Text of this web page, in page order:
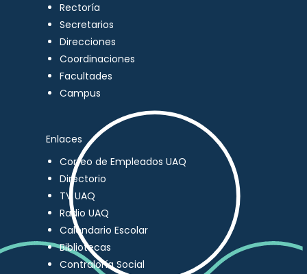
Rectoría
Secretarios
Direcciones
Coordinaciones
Facultades
Campus
Enlaces
Correo de Empleados UAQ
Directorio
TV UAQ
Radio UAQ
Calendario Escolar
Bibliotecas
Contraloría Social